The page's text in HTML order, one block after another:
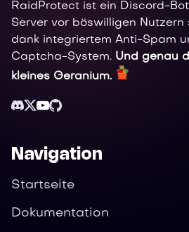
RaidProtect ist ein Discord-
Server vor böswilligen Nutzern
dank integriertem Anti-Spam
Captcha-System. Und genau
kleines Geranium.
Navigation
Startseite
Dokumentation